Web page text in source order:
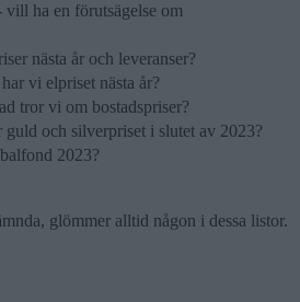
vill ha en förutsägelse om
nästa år och leveranser?
vi elpriset nästa år?
tror vi om bostadspriser?
guld och silverpriset i slutet av 2023?
2023?
glömmer alltid någon i dessa listor.